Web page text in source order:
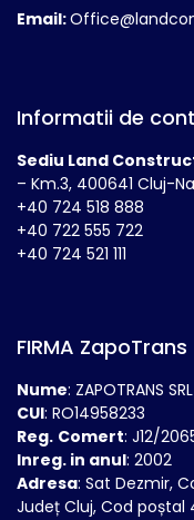
Email:
Informatii de
Sediu Land
– Km.3, 400641 Cluj-
+40 724 518 888
+40 722 555 722
+40 724 521 111
FIRMA ZapoTrans
Nume: ZAPOTRANS SRL
CUI: RO14958233
Reg. Comert: J12/
Inreg. in anul: 2002
Adresa: Sat Dezmir,
Județ Cluj, Cod poștal